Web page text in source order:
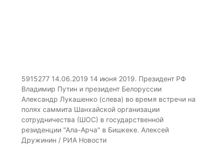
5915277 14.06.2019 14 июня 2019. Президент РФ
Владимир Путин и президент Белоруссии
Александр Лукашенко (слева) во время встречи на
полях саммита Шанхайской организации
сотрудничества (ШОС) в государственной
резиденции "Ала-Арча" в Бишкеке. Алексей
Дружинин / РИА Новости